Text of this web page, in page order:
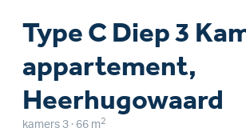
Type C Diep 3
appartement,
Heerhugowaard
kamers 3 · 66 m 2